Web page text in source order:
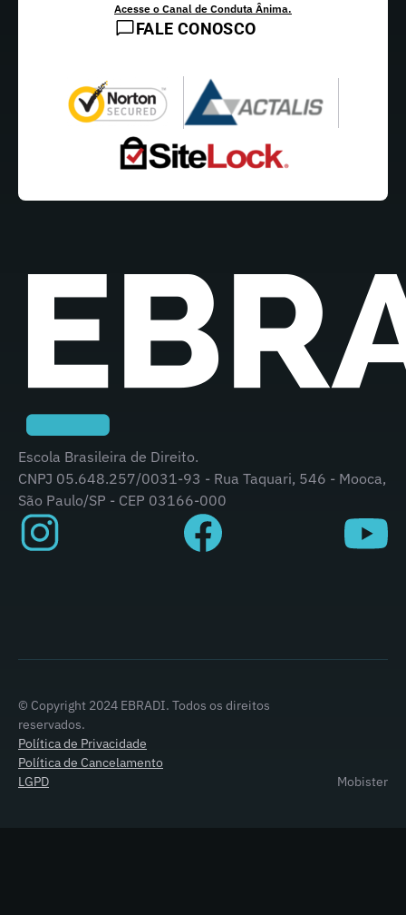
Acesse o Canal de Conduta Ânima.
FALE CONOSCO
Escola Brasileira de Direito.
CNPJ 05.648.257/0031-93 - Rua Taquari, 546 - Mooca,
São Paulo/SP - CEP 03166-000
© Copyright 2024 EBRADI. Todos os direitos
reservados.
Política de Privacidade
Política de Cancelamento
LGPD
Mobister